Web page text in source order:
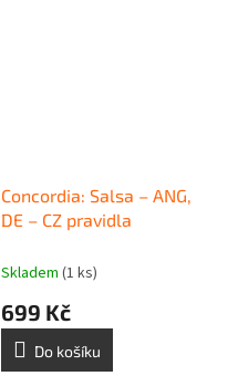
Concordia: Salsa – ANG,
DE – CZ pravidla
Skladem (1 ks)
699 Kč
Do košíku